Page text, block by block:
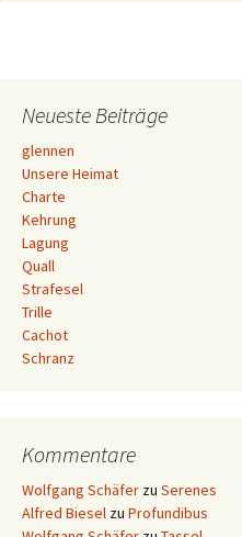
Navigation
Neueste Beiträge
glennen
Unsere Heimat
Charte
Kehrung
Lagung
Quall
Strafesel
Trille
Cachot
Schranz
Kommentare
Wolfgang Schäfer zu Serenes
Alfred Biesel zu Profundibus